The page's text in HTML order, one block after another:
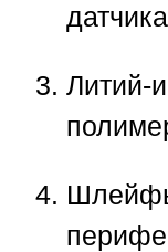
Литий-